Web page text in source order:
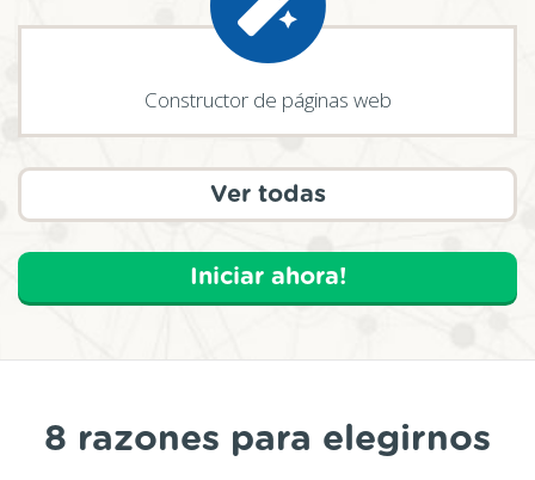
Constructor de páginas web
Ver todas
Iniciar ahora!
8 razones para elegirnos